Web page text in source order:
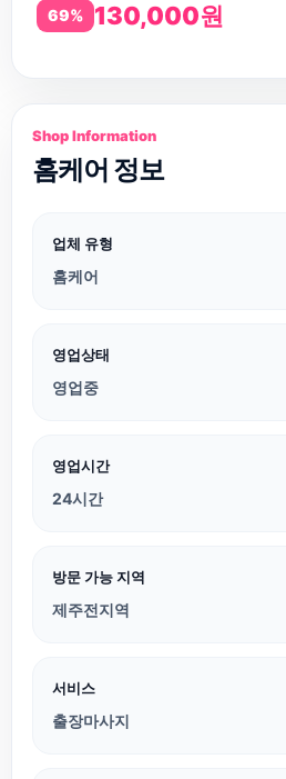
69%
130,000원
Shop Information
홈케어 정보
업체 유형
홈케어
영업상태
영업중
영업시간
24시간
방문 가능 지역
제주전지역
서비스
출장마사지